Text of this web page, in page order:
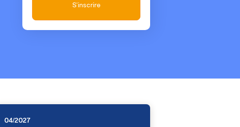
S'inscrire
04/2027